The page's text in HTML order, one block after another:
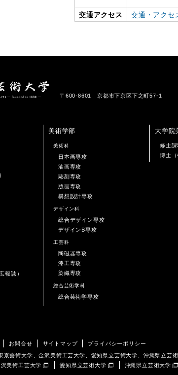
交通アクセス 交通・アクセ
〒600-8601 京都市下京区下之町57-1
報誌）
美術学部
美術科
日本画専攻
油画専攻
彫刻専攻
版画専攻
構想設計専攻
デザイン科
総合デザイン専攻
デザインB専攻
工芸科
陶磁器専攻
漆工専攻
染織専攻
総合芸術学科
総合芸術学専攻
大学院
修士課
博士
お問合せ サイトマップ
プライバシーポリシー
京藝術大学、金沢美術工芸大学、愛知県立芸術大学、沖縄県立芸
美術工芸大学 愛知県立芸術大学 沖縄県立芸術大学